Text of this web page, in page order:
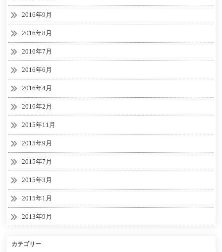
2016年9月
2016年8月
2016年7月
2016年6月
2016年4月
2016年2月
2015年11月
2015年9月
2015年7月
2015年3月
2015年1月
2013年9月
カテゴリー